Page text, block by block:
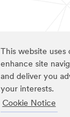
This website
enhance site
and deliver you
your interests.
Cookie Notice